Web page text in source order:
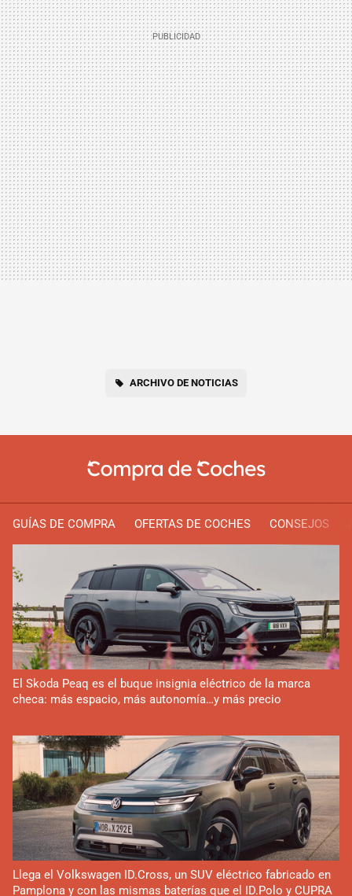
ARCHIVO DE NOTICIAS
GUÍAS DE COMPRA OFERTAS DE COCHES CONSEJOS
El Skoda Peaq es el buque insignia eléctrico de la marca
checa: más espacio, más autonomía…y más precio
Llega el Volkswagen ID.Cross, un SUV eléctrico fabricado en
Pamplona y con las mismas baterías que el ID.Polo y CUPRA